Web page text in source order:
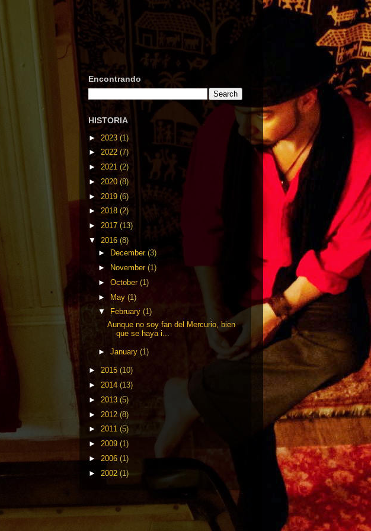
Encontrando
HISTORIA
► 2023 (1)
► 2022 (7)
► 2021 (2)
► 2020 (8)
► 2019 (6)
► 2018 (2)
► 2017 (13)
▼ 2016 (8)
►
December (3)
►
November (1)
► October (1)
► May (1)
▼
February (1)
Aunque no soy fan del Mercurio, bien
que se haya i...
► January (1)
► 2015 (10)
► 2014 (13)
► 2013 (5)
► 2012 (8)
► 2011 (5)
► 2009 (1)
► 2006 (1)
► 2002 (1)